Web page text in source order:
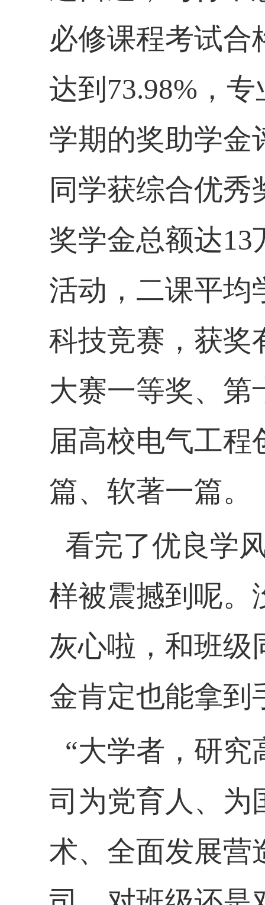
必修课程考试合
达到 73.98% ，
学期的奖助学金
同学获综合优
奖学金总额达13
活动，二课平均
科技竞赛，获奖
大赛一等奖、第
届高校电气工程
篇、软著一篇。
看完了优良学
样被震撼到呢。
灰心啦，和班级
金肯定也能拿到
“大学者，研究
司为党育人、为
术、全面发展营